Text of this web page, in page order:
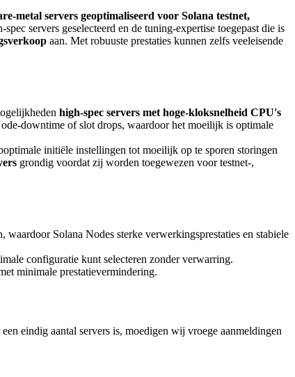
metal servers geoptimaliseerd voor Solana testnet,
servers geselecteerd en de tuning-expertise toegepast die is
aan. Met robuuste prestaties kunnen zelfs veeleisende
high-spec servers met hoge-kloksnelheid CPU's
downtime of slot drops, waardoor het moeilijk is optimale
initiële instellingen tot moeilijk op te sporen storingen
grondig voordat zij worden toegewezen voor testnet-,
Solana Nodes sterke verwerkingsprestaties en stabiele
configuratie kunt selecteren zonder verwarring.
minimale prestatievermindering.
eindig aantal servers is, moedigen wij vroege aanmeldingen